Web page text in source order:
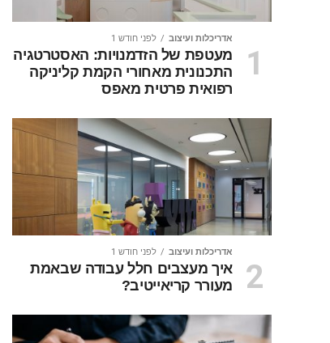
אדריכלות ועיצוב לפני חודש 1
מעטפת של הזדמנויות: האסטרטגיה
התכנונית מאחורי הקמת קליניקה
רפואית פרטית מאפס
אדריכלות ועיצוב לפני חודש 1
איך מעצבים חלל עבודה שבאמת
מעורר קריאייטיב?